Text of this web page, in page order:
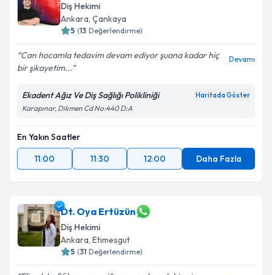
Diş Hekimi
Ankara, Çankaya
5 (13 Değerlendirme)
Can hocamla tedavim devam ediyor şuana kadar hiç
bir şikayetim...
Devamı
Ekadent Ağız Ve Diş Sağlığı Polikliniği Haritada Göster
Karapınar, Dikmen Cd No:440 D:A
En Yakın Saatler
11:00
11:30 12:00 Daha Fazla
Dt. Oya Ertüzün
Diş Hekimi
Ankara, Etimesgut
5 (31 Değerlendirme)